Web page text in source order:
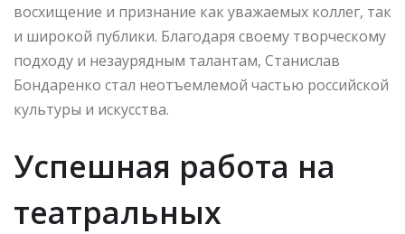
восхищение и признание как уважаемых коллег, так
и широкой публики. Благодаря своему творческому
подходу и незаурядным талантам, Станислав
Бондаренко стал неотъемлемой частью российской
культуры и искусства.
Успешная работа на
театральных